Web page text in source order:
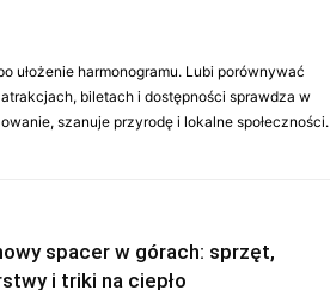
ułożenie harmonogramu. Lubi porównywać
biletach i dostępności sprawdza w
szanuje przyrodę i lokalne społeczności.
spacer w górach: sprzęt,
i triki na ciepło